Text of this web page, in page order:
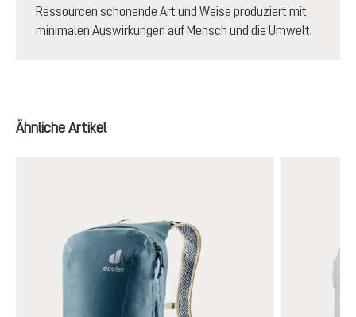
Ressourcen schonende Art und Weise produziert mit
minimalen Auswirkungen auf Mensch und die Umwelt.
Produktgalerie überspringen
Ähnliche Artikel